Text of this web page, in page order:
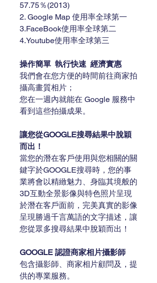
57.75％(2013)
2. Google Map 使用率全球第一
3.FaceBook使用率全球第二
4.Youtube使用率全球第三
操作簡單  執行快速  經濟實惠
我們會在您方便的時間前往商家拍
攝高畫質相片；
您在一週內就能在 Google 服務中
看到這些拍攝成果。
讓您從GOOGLE搜尋結果中脫穎
而出！
當您的潛在客戶使用與您相關的關
鍵字於GOOGLE搜尋時，您的事
業將會以精緻魅力、身臨其境般的
3D互動全景影像與特色照片呈現
於潛在客戶面前，完美真實的影像
呈現勝過千言萬語的文字描述，讓
您從眾多搜尋結果中脫穎而出！
GOOGLE 認證商家相片攝影師
包含攝影師、商家相片顧問及，提
供的專業服務。